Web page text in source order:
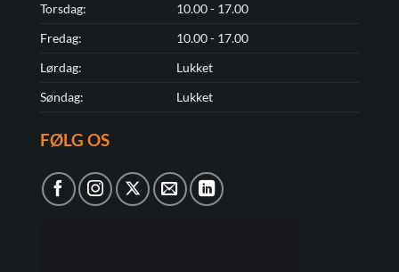
Torsdag:
10.00 - 17.00
Fredag:
10.00 - 17.00
Lørdag:
Lukket
Søndag:
Lukket
FØLG OS